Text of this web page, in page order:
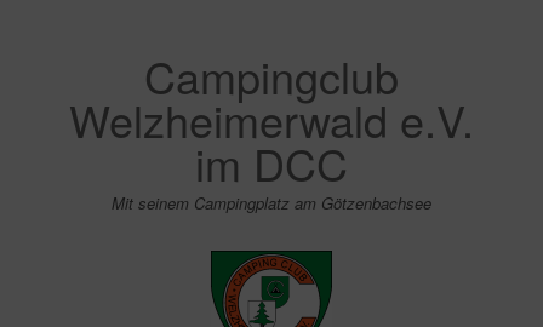
Campingclub
Welzheimerwald e.V.
im DCC
Mit seinem Campingplatz am Götzenbachsee